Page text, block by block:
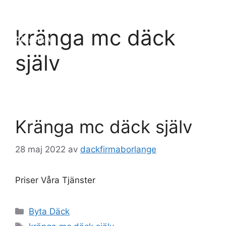
innehållkränga mc däck
själv
Kränga mc däck själv
28 maj 2022 av dackfirmaborlange
Priser Våra Tjänster
Kategorier
Byta Däck